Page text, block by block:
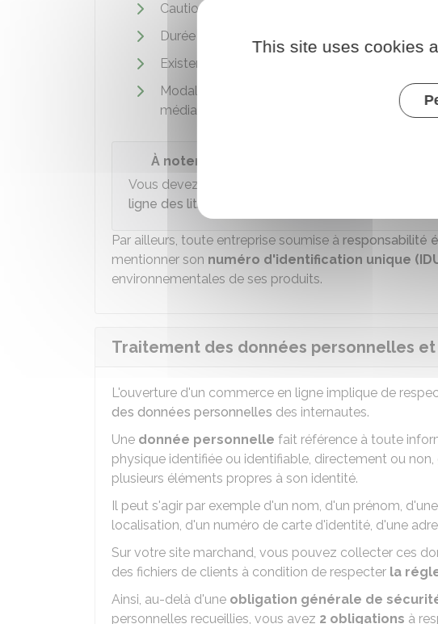
Caution ou garantie à fournir par le client, s'il y a
Durée minimale des obligations contractuelles
Existence d'un code de conduite applicable au
Modalités de règlement des litiges : tribunal
médiateur
À noter
Vous devez également fournir un lien vers la
ligne des litiges (RLL)
Par ailleurs, toute entreprise soumise à responsabilité
mentionner son numéro d'identification unique
environnementales de ses produits.
Traitement des données personnelles
L'ouverture d'un commerce en ligne implique de
des données personnelles des internautes.
Une donnée personnelle fait référence à toute
physique identifiée ou identifiable, directement ou
plusieurs éléments propres à son identité.
Il peut s'agir par exemple d'un nom, d'un prénom,
localisation, d'un numéro de carte d'identité, d'une
Sur votre site marchand, vous pouvez collecter ces
des fichiers de clients à condition de respecter la
Ainsi, au-delà d'une obligation générale de
personnelles recueillies, vous avez 2 obligations à
This site uses cookies